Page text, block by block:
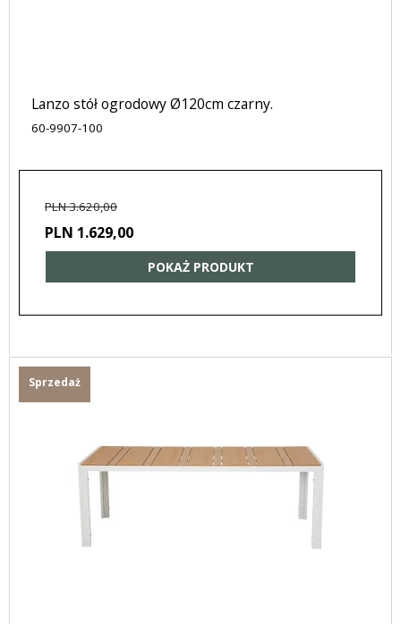
Lanzo stół ogrodowy Ø120cm czarny.
60-9907-100
PLN 3.620,00
PLN 1.629,00
POKAŻ PRODUKT
Sprzedaż